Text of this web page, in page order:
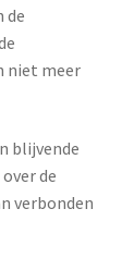
de
niet meer
blijvende
de
verbonden